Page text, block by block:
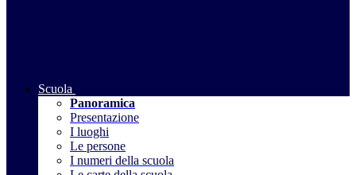
Scuola
Panoramica
Presentazione
I luoghi
Le persone
I numeri della scuola